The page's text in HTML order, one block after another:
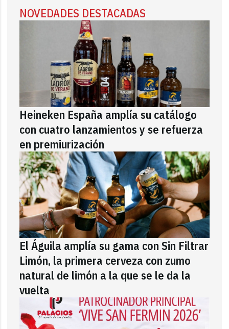
NOVEDADES DESTACADAS
Heineken España amplía su catálogo
con cuatro lanzamientos y se refuerza
en premiurización
El Águila amplía su gama con Sin Filtrar
Limón, la primera cerveza con zumo
natural de limón a la que se le da la
vuelta